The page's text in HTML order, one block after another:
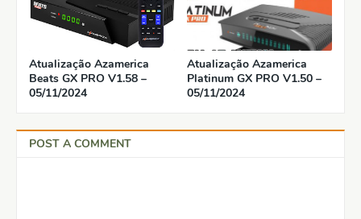
Atualização Azamerica
Beats GX PRO V1.58 –
05/11/2024
Atualização Azamerica
Platinum GX PRO V1.50 –
05/11/2024
POST A COMMENT